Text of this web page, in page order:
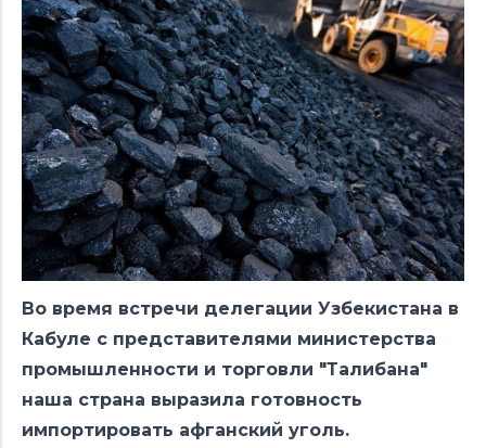
Во время встречи делегации Узбекистана в
Кабуле с представителями министерства
промышленности и торговли "Талибана"
наша страна выразила готовность
импортировать афганский уголь.